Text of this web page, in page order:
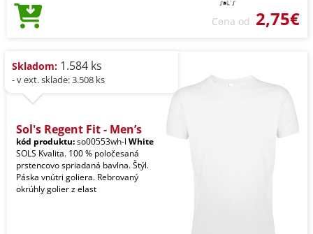
Cena od 2,75€
Skladom: 1.584 ks
- v ext. sklade: 3.508 ks
Sol's Regent Fit - Men’s
kód produktu:so00553wh-l White
SOLS Kvalita. 100 % poločesaná
prstencovo spriadaná bavlna. Štýl.
Páska vnútri goliera. Rebrovaný
okrúhly golier z elast